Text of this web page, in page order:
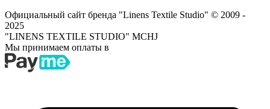
Официальный сайт бренда "Linens Textile Studio" © 2009 -
2025
"LINENS TEXTILE STUDIO" MCHJ
Мы принимаем оплаты в